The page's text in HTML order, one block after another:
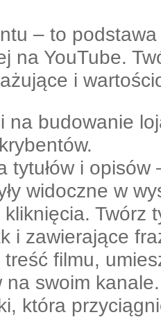
– to
na YouTube.
i
na budowanie
tytułów i
widoczne w
kliknięcia. Twórz
i zawierające
treść filmu,
na swoim kanale.
która